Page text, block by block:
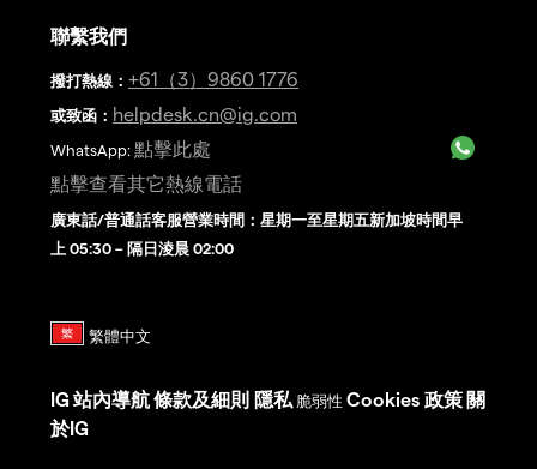
聯繫我們
撥打熱線 ： +61（3）9860 1776
或致函： helpdesk.cn@ig.com
WhatsApp: 點擊此處
點擊查看其它熱線電話
廣東話/普通話客服營業時間：星期一至星期五新加坡時間早
上 05:30 – 隔日淩晨 02:00
IG 站內導航條款及細則 隱私 脆弱性 Cookies 政策 關
於IG